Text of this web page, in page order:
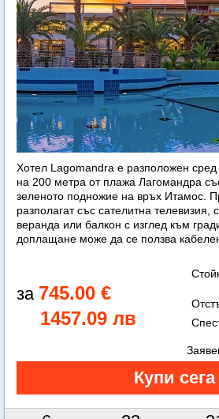
Хотел Lagomandra е разположен сред
на 200 метра от плажа Лагомандра
зеленото подножие на връх Итамос.
разполагат със сателитна телевизия,
веранда или балкон с изглед към
доплащане може да се ползва
745.00 €
1457.09 лв